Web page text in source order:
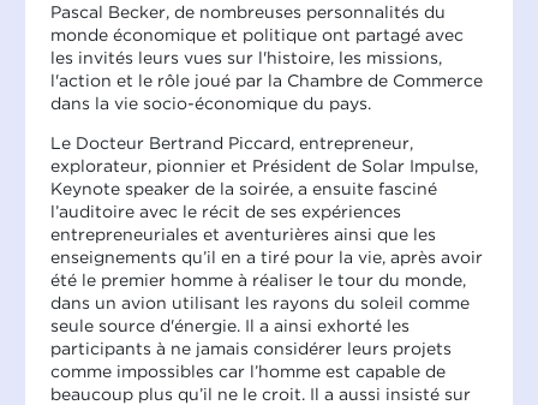
Pascal Becker, de nombreuses personnalités du
monde économique et politique ont partagé avec
les invités leurs vues sur l'histoire, les missions,
l'action et le rôle joué par la Chambre de Commerce
dans la vie socio-économique du pays.
Le Docteur Bertrand Piccard, entrepreneur,
explorateur, pionnier et Président de Solar Impulse,
Keynote speaker de la soirée, a ensuite fasciné
l’auditoire avec le récit de ses expériences
entrepreneuriales et aventurières ainsi que les
enseignements qu’il en a tiré pour la vie, après avoir
été le premier homme à réaliser le tour du monde,
dans un avion utilisant les rayons du soleil comme
seule source d'énergie. Il a ainsi exhorté les
participants à ne jamais considérer leurs projets
comme impossibles car l’homme est capable de
beaucoup plus qu’il ne le croit. Il a aussi insisté sur